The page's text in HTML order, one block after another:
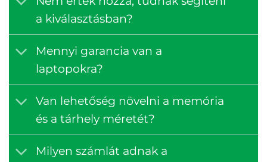
a kiválasztásban?
Mennyi garancia van a
laptopokra?
Van lehetőség növelni a memória
és a tárhely méretét?
Milyen számlát adnak a